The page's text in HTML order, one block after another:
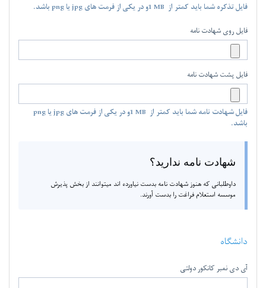
فایل تذکره شما باید کمتر از 1 MBو در یکی از فرمت های jpg یا png باشد.
فایل روی شهادت نامه
فایل پشت شهادت نامه
فایل شهادت نامه شما باید کمتر از 1 MB
و در یکی از فرمت های jpg یا png
باشد.
شهادت نامه ندارید؟
داوطلبانی که هنوز شهادت نامه بدست نیاورده اند میتوانند از بخش پذیرش
موسسه استعلام فراغت را بدست آورند.
دانشگاه
آی دی نمبر کانکور دولتی